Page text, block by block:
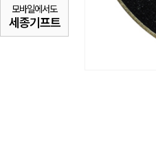
모바일에서도
세종기프트